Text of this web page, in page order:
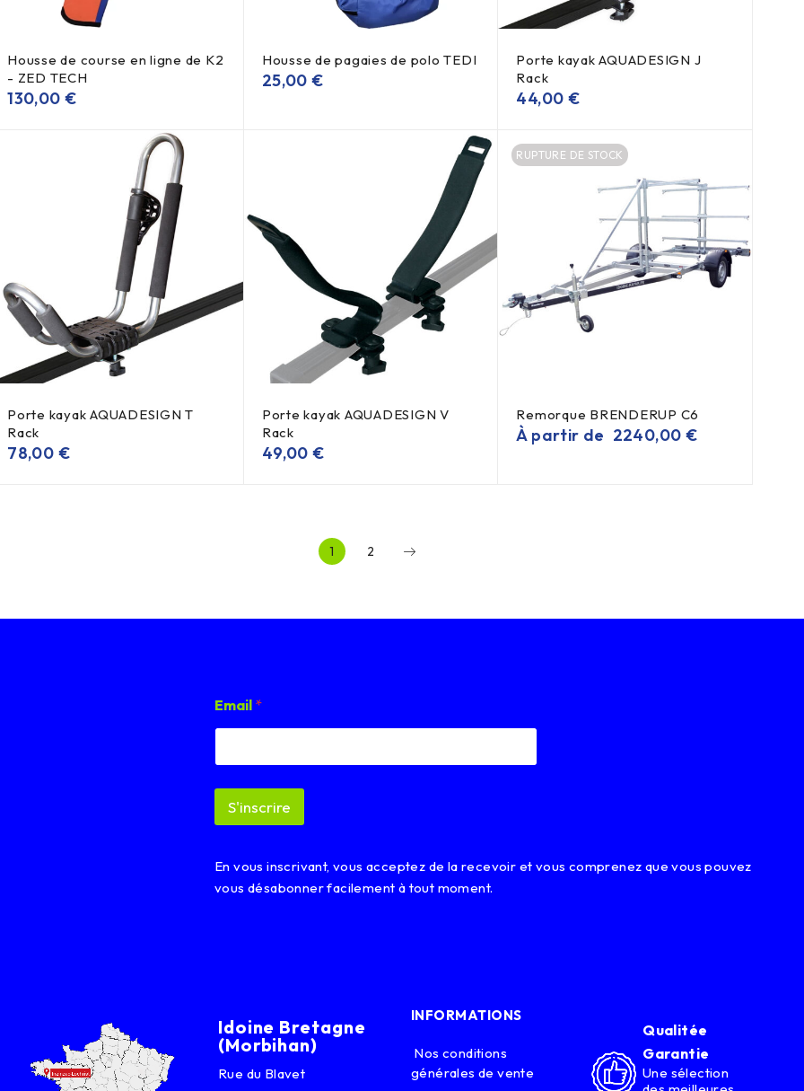
Housse de course en ligne de K2
- ZED TECH
130,00 €
Housse de pagaies de polo TEDI
25,00€
Porte kayak AQUADESIGN J
Rack
44,00 €
Porte kayak AQUADESIGN T
Rack
78,00 €
Porte kayak AQUADESIGN V
Rack
49,00€
RUPTURE DE STOCK
Remorque BRENDERUP C6
À partir de 2240,00 €
1 2
m
a
l
E
a
l
Email *
S'inscrire
En vous inscrivant, vous acceptez de la recevoir et vous comprenez que vous pouvez
vous désabonner facilement à tout moment.
Idoine Bretagne
(Morbihan)
Rue du Blavet
INFORMATIONS
Nos conditions
générales de vente
Qualitée
Garantie
Une sélection